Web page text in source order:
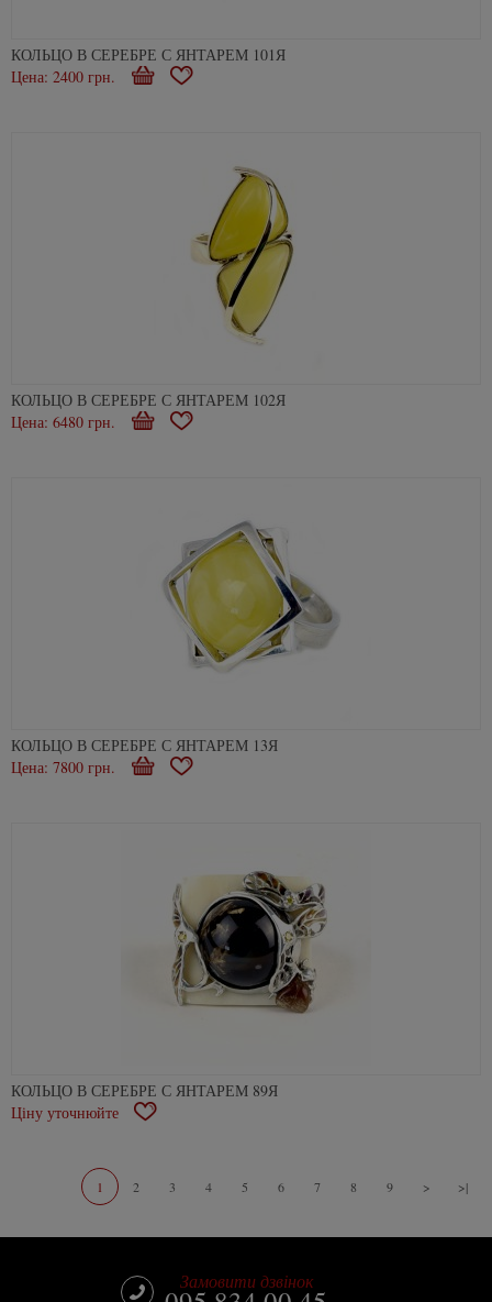
КОЛЬЦО В СЕРЕБРЕ С ЯНТАРЕМ 101Я
Цена: 2400 грн.
Купити
В
КОЛЬЦО В СЕРЕБРЕ С ЯНТАРЕМ 102Я
Цена: 6480 грн.
Купити
В
КОЛЬЦО В СЕРЕБРЕ С ЯНТАРЕМ 13Я
Цена: 7800 грн.
Купити
В
КОЛЬЦО В СЕРЕБРЕ С ЯНТАРЕМ 89Я
Ціну уточнюйте
В
1 2 3 4 5 6 7 8 9 > >|
Замовити дзвінок